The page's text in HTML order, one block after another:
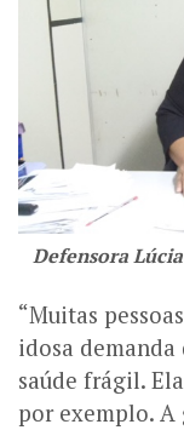
Defensora
“Muitas
idosa
saúde frágil.
por exemplo. A